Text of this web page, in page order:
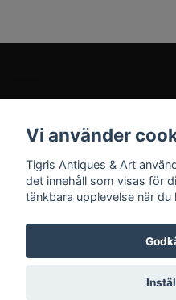
Sociala medier
© 2026
Vi använder
Tigris Antiques & Art
det innehåll som visas för
tänkbara upplevelse när